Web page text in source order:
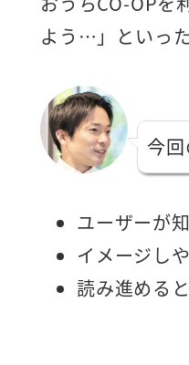
よう…」といっ
今
ユーザーが
イメージし
読み進める